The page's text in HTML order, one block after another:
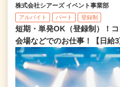
株式会社シアーズ イベント事業部
アルバイト パート 登録制
短期・単発OK（登録制）！
会場などでのお仕事！【日給3